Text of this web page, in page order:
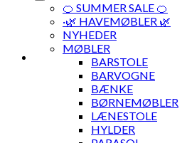
🍊 SUMMER SALE 🍊
·🌿 HAVEMØBLER 🌿
NYHEDER
MØBLER
BARSTOLE
BARVOGNE
BÆNKE
BØRNEMØBLER
LÆNESTOLE
HYLDER